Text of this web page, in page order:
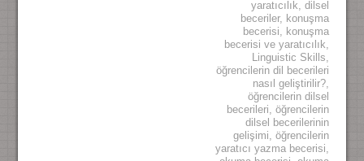
yaratıcılık,dilsel
beceriler, konuşma
becerisi, konuşma
becerisi ve yaratıcılık,
Linguistic Skills,
öğrencilerin dil becerileri
nasıl geliştirilir?,
öğrencilerin dilsel
becerileri,öğrencilerin
dilsel becerilerinin
gelişimi,öğrencilerin
yaratıcı yazma becerisi,